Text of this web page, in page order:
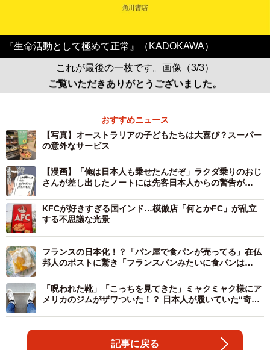
『生命活動として極めて正常』（KADOKAWA）
これが最後の一枚です。画像（3/3）
ご覧いただきありがとうございました。
おすすめニュース
【写真】オーストラリアの子どもたちは大喜び？スーパー
の意外なサービス
【漫画】「俺は日本人も乗せたんだぞ」ラクダ乗りのおじ
さんが差し出したノートには先客日本人からの警告が…
KFCが好きすぎる国インド…模倣店「何とかFC」が乱立
する不思議な光景
フランスの日本化！？「パン屋で食パンが売ってる」在仏
邦人のポストに驚き「フランスパンみたいに食パンは
「呪われた靴」「こっちを見てきた」ミャクミャク様にア
メリカのジムがザワついた！？ 日本人が履いていた“奇抜
記事に戻る